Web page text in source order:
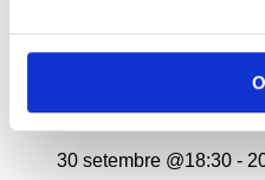
Premis PIMEC 2026
30 setembre @18:30 -